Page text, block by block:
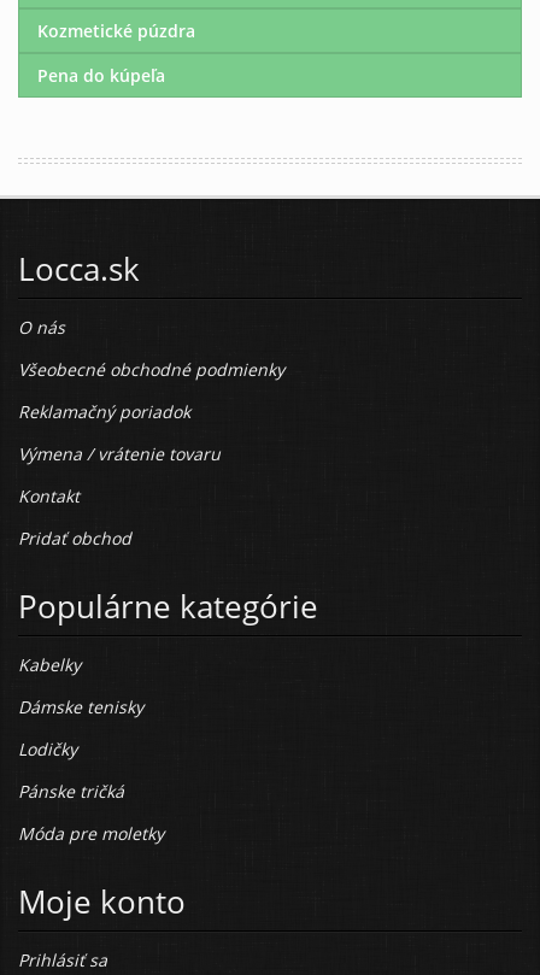
Kozmetické púzdra
Pena do kúpeľa
Locca.sk
O nás
Všeobecné obchodné podmienky
Reklamačný poriadok
Výmena / vrátenie tovaru
Kontakt
Pridať obchod
Populárne kategórie
Kabelky
Dámske tenisky
Lodičky
Pánske tričká
Móda pre moletky
Moje konto
Prihlásiť sa